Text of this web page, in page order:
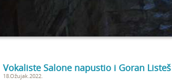
Vokaliste Salone napustio i Goran Listeš
18.Ožujak.2022.